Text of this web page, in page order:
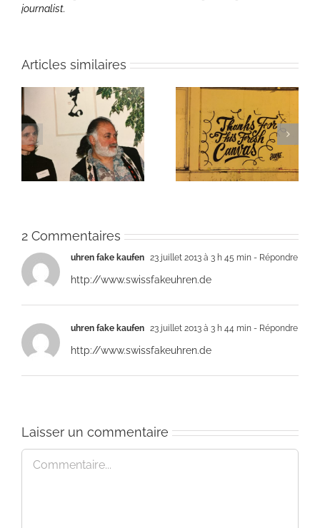
journalist.
Articles similaires
Une toile fraîche
Un bouquet d’écriture
et méditation
2 Commentaires
uhren fake kaufen 23 juillet 2013 à 3 h 45 min - Répondre
http://www.swissfakeuhren.de
uhren fake kaufen 23 juillet 2013 à 3 h 44 min - Répondre
http://www.swissfakeuhren.de
Laisser un commentaire
Commentaire